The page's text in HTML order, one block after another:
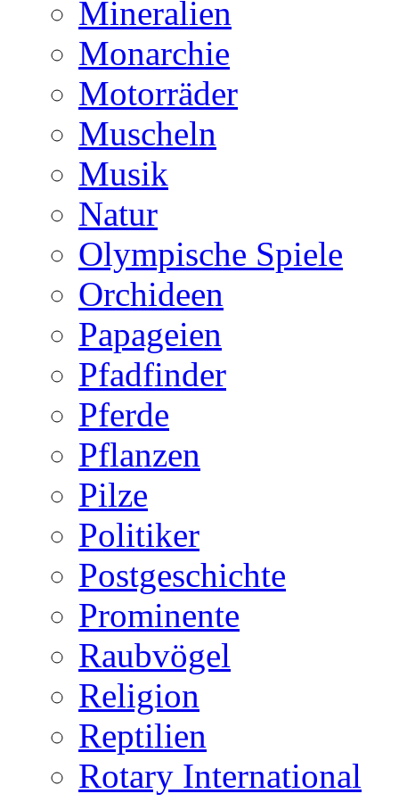
Mineralien
Monarchie
Motorräder
Muscheln
Musik
Natur
Olympische Spiele
Orchideen
Papageien
Pfadfinder
Pferde
Pflanzen
Pilze
Politiker
Postgeschichte
Prominente
Raubvögel
Religion
Reptilien
Rotary International